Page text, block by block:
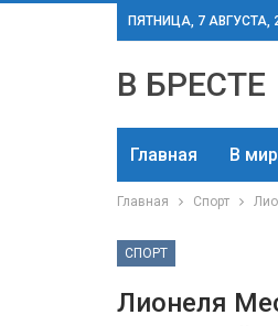
ПЯТНИЦА, 7 АВГУСТА,
В БРЕСТЕ
Главная В
Главная Спорт
СПОРТ
Лионеля